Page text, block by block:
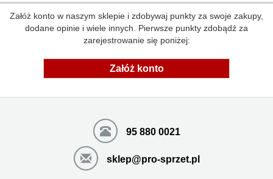
Załóż konto w naszym sklepie i zdobywaj punkty za swoje zakupy,
dodane opinie i wiele innych. Pierwsze punkty zdobądź za
zarejestrowanie się poniżej:
Załóż konto
95 880 0021
sklep@pro-sprzet.pl